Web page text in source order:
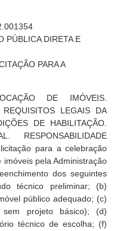
PÚBLICA DIRETA E
PARA A
DE IMÓVEIS.
LEGAIS DA
DE HABILITAÇÃO.
RESPONSABILIDADE
para a celebração
pela Administração
dos seguintes
técnico preliminar; (b)
público adequado; (c)
projeto básico); (d)
técnico de escolha; (f)